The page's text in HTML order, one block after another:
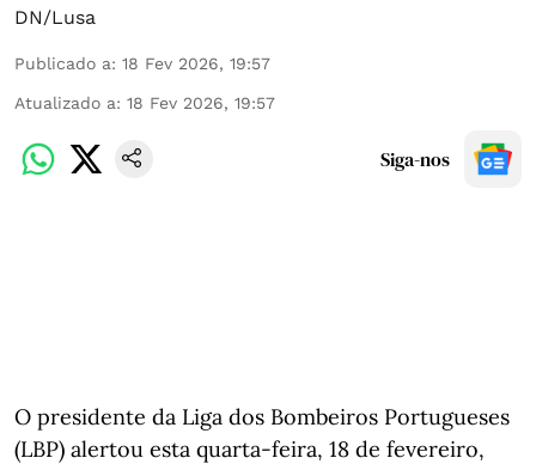
DN/Lusa
Publicado a: 18 Fev 2026, 19:57
Atualizado a: 18 Fev 2026, 19:57
Siga-nos
O presidente da Liga dos Bombeiros Portugueses
(LBP) alertou esta quarta-feira, 18 de fevereiro,